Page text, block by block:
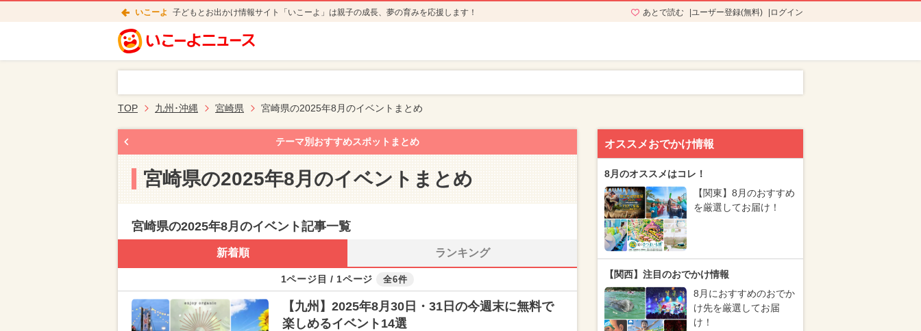
いこーよ 子どもとお出かけ情報サイト「いこーよ」は親子の成長、夢の育みを応援します！ あとで読む ユーザー登録(無料) ログイン
TOP 九州･沖縄 宮崎県 宮崎県の2025年8月のイベントまとめ
テーマ別おすすめスポットまとめ
宮崎県の2025年8月のイベントまとめ
宮崎県の2025年8月のイベント記事一覧
新着順 ランキング
1ページ目 / 1ページ 全6件
【九州】2025年8月30日・31日の今週末に無料で
楽しめるイベント14選
オススメおでかけ情報
8月のオススメはコレ！
【関東】8月のおすすめ
を厳選してお届け！
【関西】注目のおでかけ情報
8月におすすめのおでか
け先を厳選してお届
け！